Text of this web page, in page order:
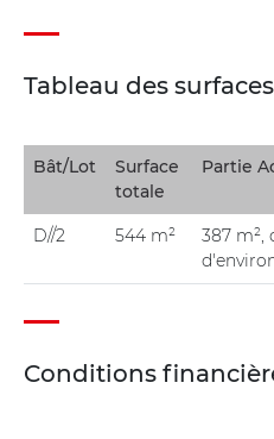
Tableau des surfaces
Bât/Lot
Surface
totale
Partie
D//2 544 m²
387 m²,
Conditions